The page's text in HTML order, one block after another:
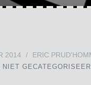
2014 / ERIC
NIET